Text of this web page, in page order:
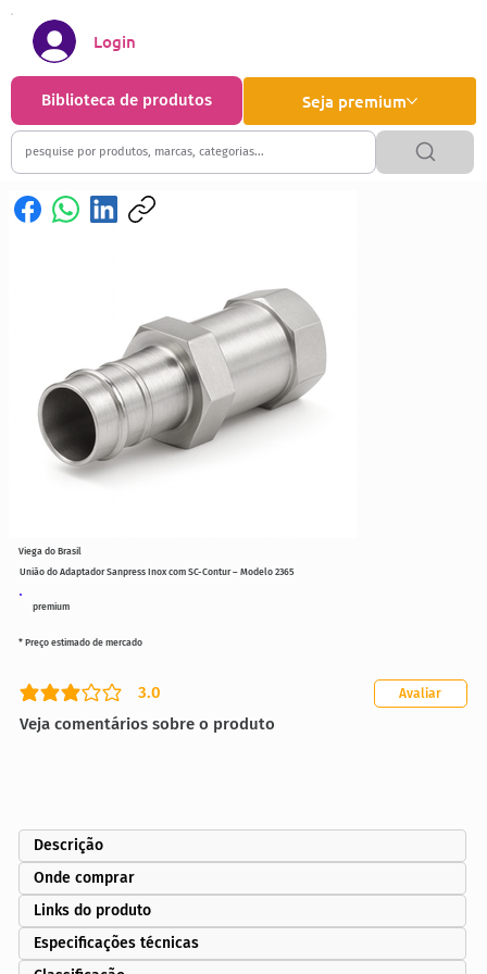
Seja premium
Biblioteca de produtos
Login
premium
União do Adaptador Sanpress Inox com SC-Contur – Modelo 2365
3.0
classificação média é 3 de 5
Veja comentários sobre o produto
Avaliar
* Preço estimado de mercado
Viega do Brasil
Descrição
Onde comprar
Links do produto
Especificações técnicas